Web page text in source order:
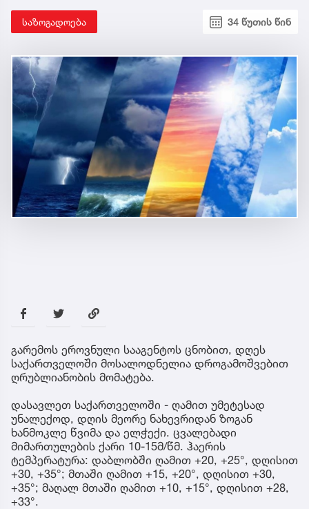
საზოგადოება 34 წუთის წინ
გარემოს ეროვნული სააგენტოს ცნობით, დღეს
საქართველოში მოსალოდნელია დროგამოშვებით
ღრუბლიანობის მომატება.
დასავლეთ საქართველოში - ღამით უმეტესად
უნალექოდ, დღის მეორე ნახევრიდან ზოგან
ხანმოკლე წვიმა და ელჭექი. ცვალებადი
მიმართულების ქარი 10-15მ/წმ. ჰაერის
ტემპერატურა: დაბლობში ღამით +20, +25°, დღისით
+30, +35°; მთაში ღამით +15, +20°, დღისით +30,
+35°; მაღალ მთაში ღამით +10, +15°, დღისით +28,
+33°.